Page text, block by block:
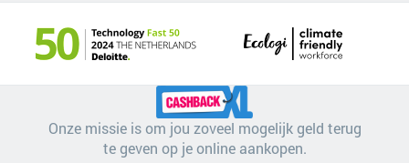
Onze missie is om jou zoveel mogelijk geld terug
te geven op je online aankopen.